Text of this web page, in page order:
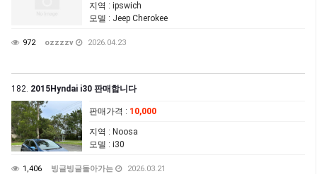
지역 : ipswich
모델 : Jeep Cherokee
972 ozzzzv 2026.04.23
182. 2015Hyndai i30 판매합니다
판매가격 : 10,000
지역 : Noosa
모델 : i30
1,406 빙글빙글돌아가는 2026.03.21